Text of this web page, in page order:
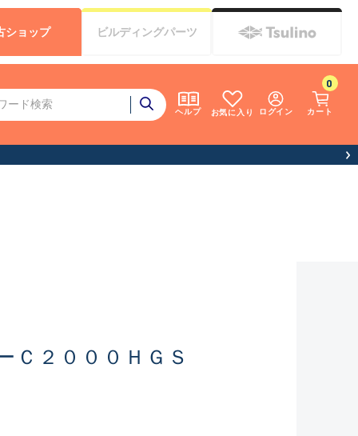
ヘルプ お気に入り ログイン カート
0
ショップ ビルディングパーツ
Ｃ２０００ＨＧＳ